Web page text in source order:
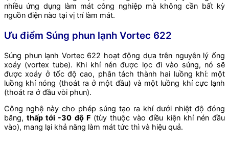
nhiều ứng dụng làm mát công nghiệp mà không cần bất kỳ
nguồn điện nào tại vị trí làm mát.
Ưu điểm Súng phun lạnh Vortec 622
Súng phun lạnh Vortec 622 hoạt động dựa trên nguyên lý ống
xoáy (vortex tube). Khi khí nén được lọc đi vào súng, nó sẽ
được xoáy ở tốc độ cao, phân tách thành hai luồng khí: một
luồng khí nóng (thoát ra ở một đầu) và một luồng khí cực lạnh
(thoát ra ở đầu vòi phun).
Công nghệ này cho phép súng tạo ra khí dưới nhiệt độ đóng
băng,thấp tới -30 độ F(tùy thuộc vào điều kiện khí nén đầu
vào), mang lại khả năng làm mát tức thì và hiệu quả.